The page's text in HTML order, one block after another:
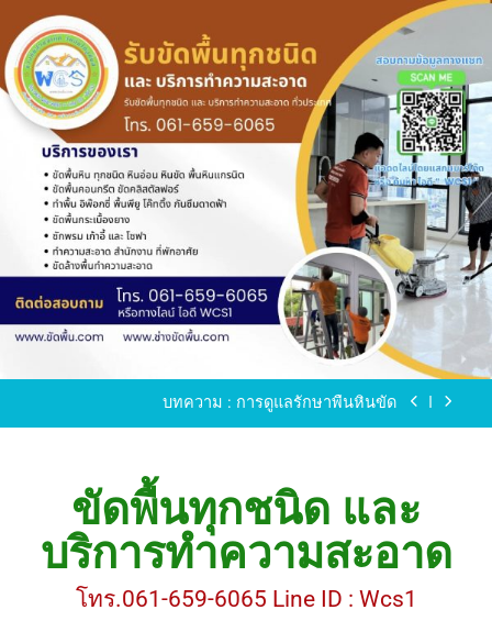
to
content
ขัดพื้นหินขัด อบต.แหลมบัวนครปฐม
ขัดพื้นหินอ่อน โทร.0616596065 ไลน์ WCS1
บทความ : การดูแลรักษาพื้นหินขัด
ขัดพื้นหินขัด อบต.แหลมบัวนครปฐม
ขัดพื้นหินอ่อน โทร.0616596065 ไลน์ WCS1
บทความ : การดูแลรักษาพื้นหินขัด
ขัดพื้นทุกชนิด และ
บริการทำความสะอาด
โทร.061-659-6065 Line ID : Wcs1